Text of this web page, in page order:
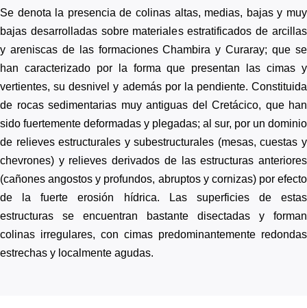
Se denota la presencia de colinas altas, medias, bajas y muy
bajas desarrolladas sobre materiales estratificados de arcillas
y areniscas de las formaciones Chambira y Curaray; que se
han caracterizado por la forma que presentan las cimas y
vertientes, su desnivel y además por la pendiente. Constituida
de rocas sedimentarias muy antiguas del Cretácico, que han
sido fuertemente deformadas y plegadas; al sur, por un dominio
de relieves estructurales y subestructurales (mesas, cuestas y
chevrones) y relieves derivados de las estructuras anteriores
(cañones angostos y profundos, abruptos y cornizas) por efecto
de la fuerte erosión hídrica. Las superficies de estas
estructuras se encuentran bastante disectadas y forman
colinas irregulares, con cimas predominantemente redondas
estrechas y localmente agudas.